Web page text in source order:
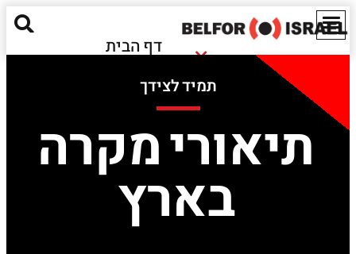
דף הבית
אודותינו
מאגר מידע
ישראל
EN
יצירת קשר
נזקי שריפה
נזקי הצפה
חומרים מסוכנים
נזקים אקולוגיים
תמיד לצידך
תיאורי מקרה
בארץ